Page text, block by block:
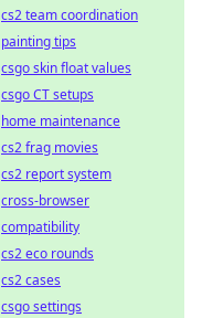
cs2 team coordination
painting tips
csgo skin float values
csgo CT setups
home maintenance
cs2 frag movies
cs2 report system
cross-browser
compatibility
cs2 eco rounds
cs2 cases
csgo settings